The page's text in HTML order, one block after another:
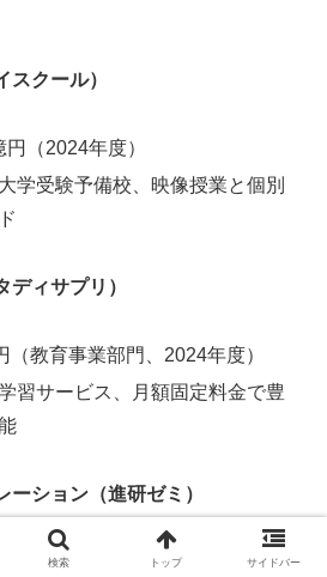
スクール）
（2024年度）
学受験予備校、映像授業と個別
ィサプリ）
（教育事業部門、2024年度）
習サービス、月額固定料金で豊
ション（進研ゼミ）
（教育事業部門、2024年度）
検索 トップ サイドバー